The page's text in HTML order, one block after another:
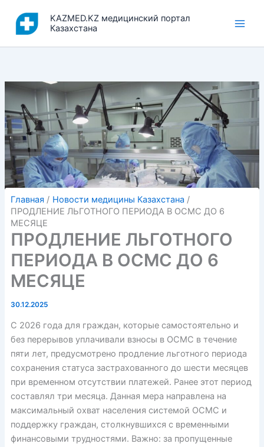
содержимому
KAZMED.KZ медицинский портал
Казахстана
Главная
Новости медицины Казахстана
ПРОДЛЕНИЕ ЛЬГОТНОГО ПЕРИОДА В ОСМС ДО 6
МЕСЯЦЕ
ПРОДЛЕНИЕ ЛЬГОТНОГО
ПЕРИОДА В ОСМС ДО 6
МЕСЯЦЕ
30.12.2025
С 2026 года для граждан, которые самостоятельно и
без перерывов уплачивали взносы в ОСМС в течение
пяти лет, предусмотрено продление льготного периода
сохранения статуса застрахованного до шести месяцев
при временном отсутствии платежей. Ранее этот период
составлял три месяца. Данная мера направлена на
максимальный охват населения системой ОСМС и
поддержку граждан, столкнувшихся с временными
финансовыми трудностями. Важно: за пропущенные